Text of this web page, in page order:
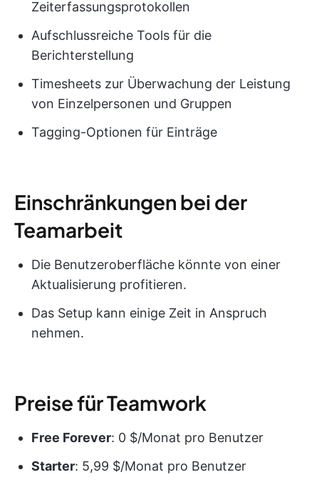
Zeiterfassungsprotokollen
Aufschlussreiche Tools für die
Berichterstellung
Timesheets zur Überwachung der Leistung
von Einzelpersonen und Gruppen
Tagging-Optionen für Einträge
Einschränkungen bei der
Teamarbeit
Die Benutzeroberfläche könnte von einer
Aktualisierung profitieren.
Das Setup kann einige Zeit in Anspruch
nehmen.
Preise für Teamwork
Free Forever: 0 $/Monat pro Benutzer
Starter: 5,99 $/Monat pro Benutzer